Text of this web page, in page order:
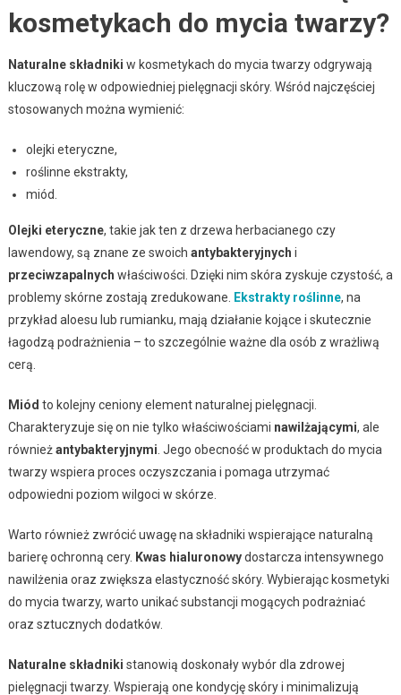
kosmetykach do mycia twarzy?
Naturalne składniki w kosmetykach do mycia twarzy odgrywają
kluczową rolę w odpowiedniej pielęgnacji skóry. Wśród najczęściej
stosowanych można wymienić:
olejki eteryczne,
roślinne ekstrakty,
miód.
Olejki eteryczne, takie jak ten z drzewa herbacianego czy
lawendowy, są znane ze swoich antybakteryjnych i
przeciwzapalnych właściwości. Dzięki nim skóra zyskuje czystość, a
problemy skórne zostają zredukowane. Ekstrakty roślinne, na
przykład aloesu lub rumianku, mają działanie kojące i skutecznie
łagodzą podrażnienia – to szczególnie ważne dla osób z wrażliwą
cerą.
Miód to kolejny ceniony element naturalnej pielęgnacji.
Charakteryzuje się on nie tylko właściwościami nawilżającymi, ale
równieżantybakteryjnymi . Jego obecność w produktach do mycia
twarzy wspiera proces oczyszczania i pomaga utrzymać
odpowiedni poziom wilgoci w skórze.
Warto również zwrócić uwagę na składniki wspierające naturalną
barierę ochronną cery. Kwas hialuronowydostarcza intensywnego
nawilżenia oraz zwiększa elastyczność skóry. Wybierając kosmetyki
do mycia twarzy, warto unikać substancji mogących podrażniać
oraz sztucznych dodatków.
Naturalne składniki stanowią doskonały wybór dla zdrowej
pielęgnacji twarzy. Wspierają one kondycję skóry i minimalizują